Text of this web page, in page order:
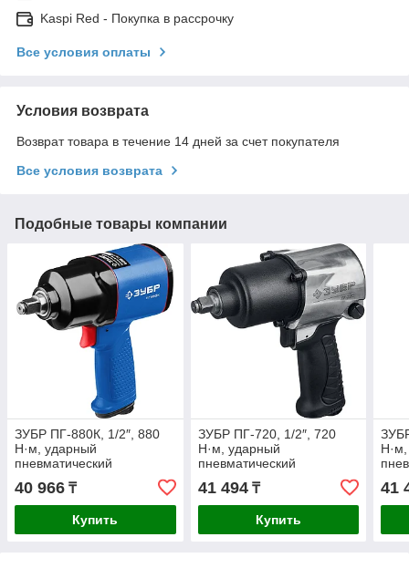
Kaspi Red - Покупка в рассрочку
Все условия оплаты
Условия возврата
Возврат товара в течение 14 дней за счет покупателя
Все условия возврата
Подобные товары компании
ЗУБР ПГ-880К, 1/2″, 880
Н·м, ударный
пневматический
гайковерт, Профессионал
(64250)
40 966 ₸
Купить
ЗУБР ПГ-720, 1/2″, 720
Н·м, ударный
пневматический
гайковерт, Профессионал
(64260)
41 494₸
Купить
41